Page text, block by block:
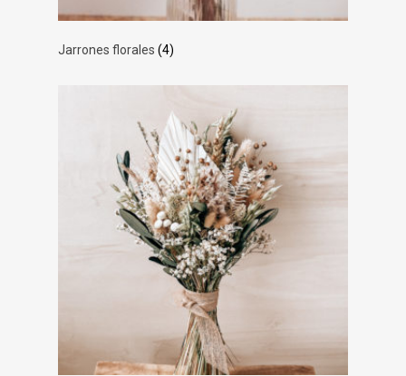
Jarrones florales (4)